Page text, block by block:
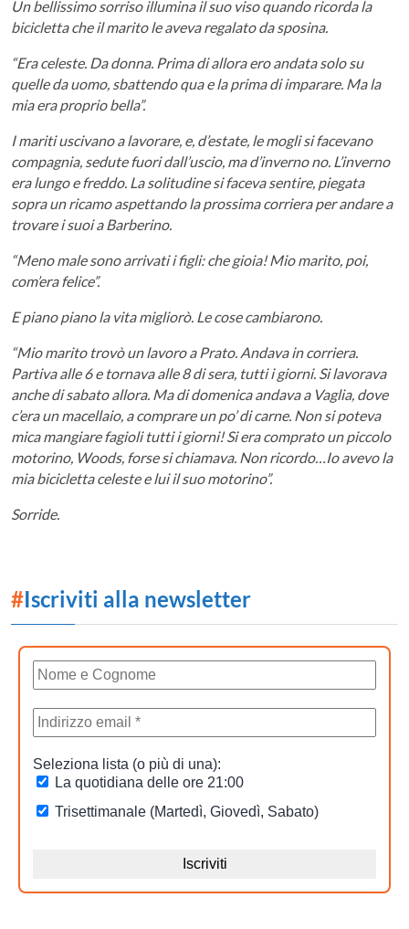
Un bellissimo sorriso illumina il suo viso quando ricorda la
bicicletta che il marito le aveva regalato da sposina.
“Era celeste. Da donna. Prima di allora ero andata solo su
quelle da uomo, sbattendo qua e la prima di imparare. Ma la
mia era proprio bella”.
I mariti uscivano a lavorare, e, d’estate, le mogli si facevano
compagnia, sedute fuori dall’uscio, ma d’inverno no. L’inverno
era lungo e freddo. La solitudine si faceva sentire, piegata
sopra un ricamo aspettando la prossima corriera per andare a
trovare i suoi a Barberino.
“Meno male sono arrivati i figli: che gioia! Mio marito, poi,
com’era felice”.
E piano piano la vita migliorò. Le cose cambiarono.
“Mio marito trovò un lavoro a Prato. Andava in corriera.
Partiva alle 6 e tornava alle 8 di sera, tutti i giorni. Si lavorava
anche di sabato allora. Ma di domenica andava a Vaglia, dove
c’era un macellaio, a comprare un po’ di carne. Non si poteva
mica mangiare fagioli tutti i giorni! Si era comprato un piccolo
motorino, Woods, forse si chiamava. Non ricordo…Io avevo la
mia bicicletta celeste e lui il suo motorino”.
Sorride.
#Iscriviti alla newsletter